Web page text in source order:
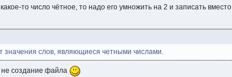
то число чётное, то надо его умножить на 2 и записать
значения слов, являющиеся четными числами.
не создание файла